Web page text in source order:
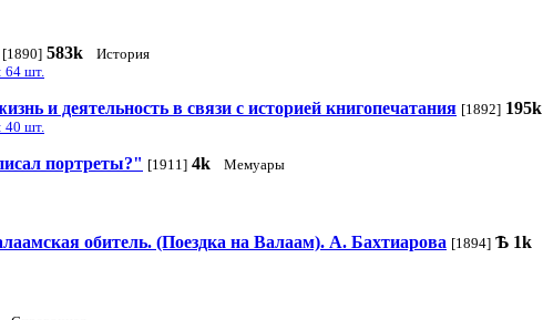
[1890] 583k
История
64 шт.
и деятельность в связи с историей книгопечатания [1892] 195k
40 шт.
портреты?" [1911] 4k Мемуары
обитель. (Поездка на Валаам). А. Бахтиарова [1894] Ѣ 1k